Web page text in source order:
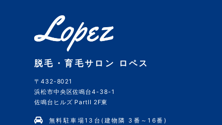
脱毛・育毛サロン ロペス
〒432-8021
浜松市中央区佐鳴台4-38-1
佐鳴台ヒルズ PartII 2F東
無料駐車場13台(建物隣 3番～16番)